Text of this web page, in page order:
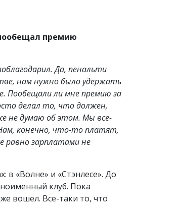
премию
Да, пенальти
нам нужно было удержать
Пообещали ли мне премию за
делал то, что должен,
не думаю об этом. Мы все-
Нам, конечно, что-то платят,
равно зарплатами не
в «Волне» и «Стэнлесе». До
клуб. Пока
вошел. Все-таки то, что